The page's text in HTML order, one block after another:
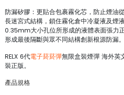
防漏矽膠：更貼合包裹霧化芯，防止煙油
長迷宮式結構，鎖住霧化倉中冷凝液及
0.35mm大小孔位所形成的液體表面張力
形成最後隔斷與眾不同結構創新根源防漏。
RELX 6代電子菸菸彈無限盒裝煙彈 海外英
裝正版。
產品規格